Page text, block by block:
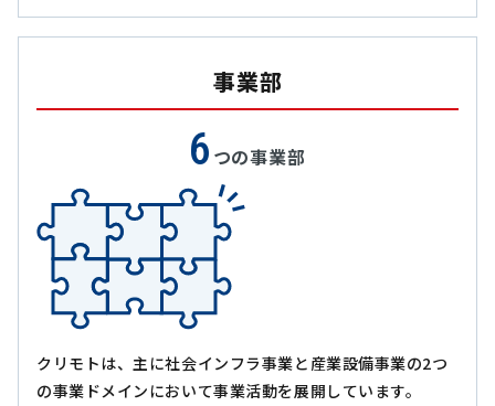
事業部
6 つの事業部
クリモトは、主に社会インフラ事業と産業設備事業の2つ
の事業ドメインにおいて事業活動を展開しています。